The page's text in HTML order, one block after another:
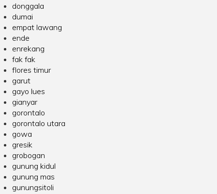
donggala
dumai
empat lawang
ende
enrekang
fak fak
flores timur
garut
gayo lues
gianyar
gorontalo
gorontalo utara
gowa
gresik
grobogan
gunung kidul
gunung mas
gunungsitoli